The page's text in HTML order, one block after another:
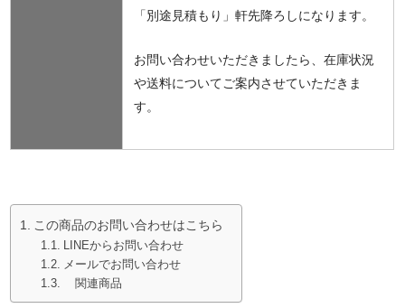
「別途見積もり」軒先降ろしになります。
お問い合わせいただきましたら、在庫状況
や送料についてご案内させていただきま
す。
この商品のお問い合わせはこちら
LINEからお問い合わせ
メールでお問い合わせ
関連商品